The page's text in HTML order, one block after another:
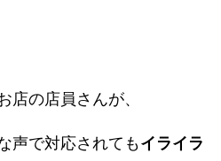
店の店員さんが、
声で対応されてもイライラ